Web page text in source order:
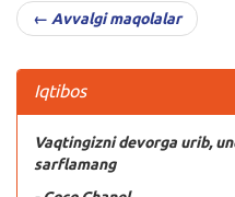
← Avvalgi maqolalar
Iqtibos
Vaqtingizni devorga urib,
sarflamang